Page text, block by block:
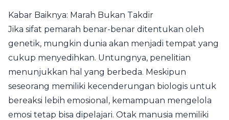
Kabar Baiknya: Marah Bukan Takdir
Jika sifat pemarah benar-benar ditentukan oleh
genetik, mungkin dunia akan menjadi tempat yang
cukup menyedihkan. Untungnya, penelitian
menunjukkan hal yang berbeda. Meskipun
seseorang memiliki kecenderungan biologis untuk
bereaksi lebih emosional, kemampuan mengelola
emosi tetap bisa dipelajari. Otak manusia memiliki